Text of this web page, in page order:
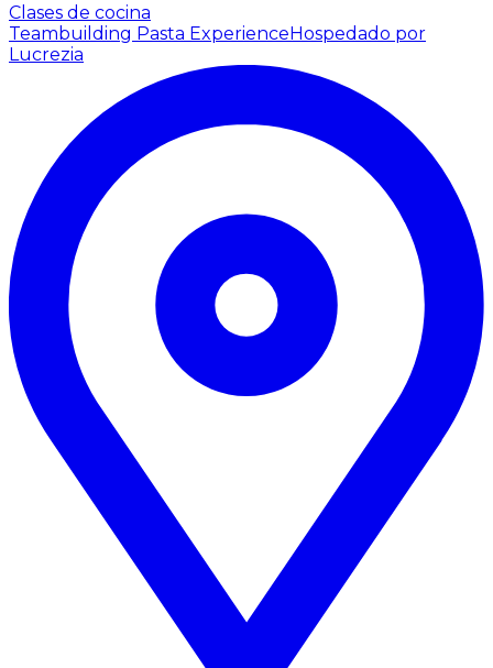
Clases de cocina
Teambuilding Pasta ExperienceHospedado por
Lucrezia